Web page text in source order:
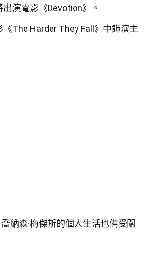
演電影《Devotion》。
《The Harder They Fall》中飾演主
納森·梅傑斯的個人生活也備受關